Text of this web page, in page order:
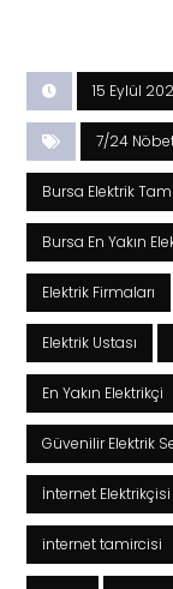
15 Eylül
7/24
Bursa Elektrik
Bursa En Yakın
Elektrik Firmaları
Elektrik Ustası
En Yakın Elektrikçi
Güvenilir Elektrik
İnternet Elektrikçisi
internet tamircisi